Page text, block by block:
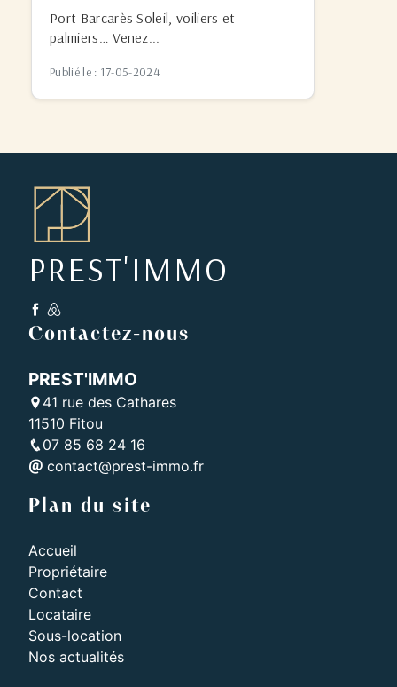
Port Barcarès Soleil, voiliers et
palmiers… Venez...
Publié le : 17-05-2024
PREST'IMMO
Contactez-nous
PREST'IMMO
41 rue des Cathares
11510 Fitou
07 85 68 24 16
contact@prest-immo.fr
Plan du site
Accueil
Propriétaire
Contact
Locataire
Sous-location
Nos actualités